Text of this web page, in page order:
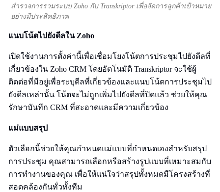
สำรวจการรวมระบบ Zoho กับ Transkriptor เพื่อจัดการลูกค้าเป้าหมาย
อย่างมีประสิทธิภาพ
แนบโน้ตไปยังดีลใน Zoho
เปิดใช้งานการตั้งค่านี้เพื่อเชื่อมโยงโน้ตการประชุมไปยังดีลที่
เกี่ยวข้องใน Zoho CRM โดยอัตโนมัติ Transkriptor จะใช้ผู้
ติดต่อที่มีอยู่เพื่อระบุดีลที่เกี่ยวข้องและแนบโน้ตการประชุมไป
ยังดีลเหล่านั้น โน้ตจะไม่ถูกเพิ่มไปยังดีลที่ปิดแล้ว ช่วยให้คุณ
รักษาบันทึก CRM ที่สะอาดและมีความเกี่ยวข้อง
แม่แบบสรุป
ตัวเลือกนี้ช่วยให้คุณกำหนดแม่แบบที่กำหนดเองสำหรับสรุป
การประชุม คุณสามารถเลือกหรือสร้างรูปแบบที่เหมาะสมกับ
การทำงานของคุณ เพื่อให้แน่ใจว่าสรุปทั้งหมดมีโครงสร้างที่
สอดคล้องกันทั่วทั้งทีม